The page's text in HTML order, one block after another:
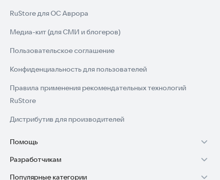
RuStore для ОС Аврора
Медиа-кит (для СМИ и блогеров)
Пользовательское соглашение
Конфиденциальность для пользователей
Правила применения рекомендательных технологий
RuStore
Дистрибутив для производителей
Помощь
Установка RuStore на TV
Разработчикам
Популярные категории